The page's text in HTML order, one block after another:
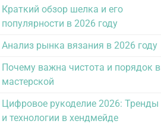
Краткий обзор шелка и его
популярности в 2026 году
Анализ рынка вязания в 2026 году
Почему важна чистота и порядок в
мастерской
Цифровое рукоделие 2026: Тренды
и технологии в хендмейде